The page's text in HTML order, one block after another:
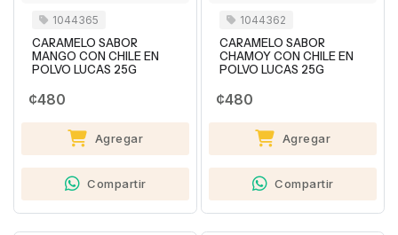
1044365
CARAMELO SABOR
MANGO CON CHILE EN
POLVO LUCAS 25G
¢480
Agregar
Compartir
1044362
CARAMELO SABOR
CHAMOY CON CHILE EN
POLVO LUCAS 25G
¢480
Agregar
Compartir